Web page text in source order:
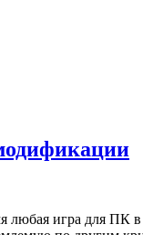
любая игра для